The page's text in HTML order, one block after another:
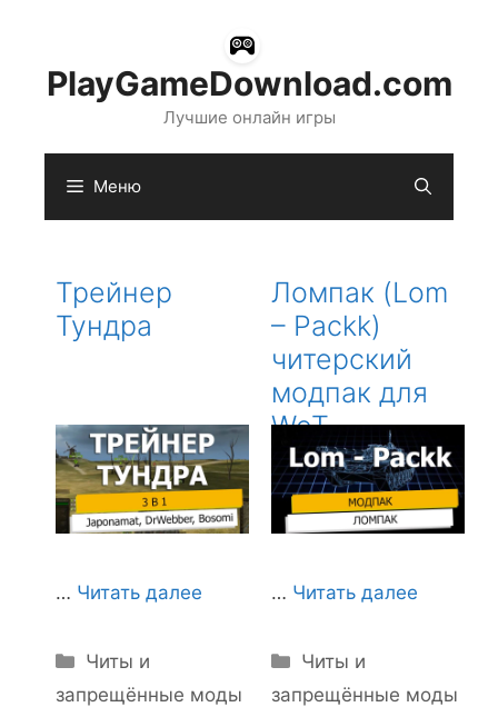
содержимому
PlayGameDownload.com
Лучшие онлайн игры
Меню
Трейнер
Тундра
… Читать далее
Рубрики
Читы и
запрещённые моды
Ломпак (Lom
– Packk)
читерский
модпак для
WoT
… Читать далее
Рубрики
Читы и
запрещённые моды